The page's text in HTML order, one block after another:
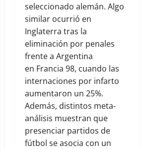
seleccionado alemán. Algo
similar ocurrió en
Inglaterra tras la
eliminación por penales
frente a Argentina
en Francia 98, cuando las
internaciones por infarto
aumentaron un 25%.
Además, distintos meta-
análisis muestran que
presenciar partidos de
fútbol se asocia con un